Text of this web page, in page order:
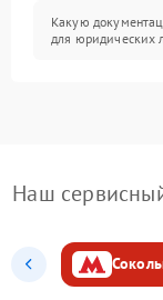
Какую
для юридических
Наш